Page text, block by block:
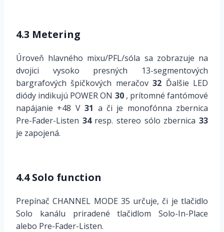
4.3 Metering
Úroveň hlavného mixu/PFL/sóla sa zobrazuje na
dvojici vysoko presných 13-segmentových
bargrafových špičkových meračov32 Ďalšie LED
diódy indikujú POWER ON 30, prítomné fantómové
napájanie +48 V31 a či je monofónna zbernica
Pre-Fader-Listen 34resp. stereo sólo zbernica33
je zapojená.
4.4 Solo function
Prepínač CHANNEL MODE 35 určuje, či je tlačidlo
Solo kanálu priradené tlačidlom Solo-In-Place
alebo Pre-Fader-Listen.